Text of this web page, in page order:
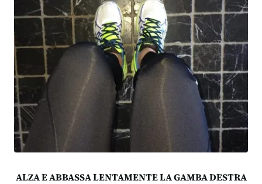
ALZA E ABBASSA LENTAMENTE LA GAMBA DESTRA